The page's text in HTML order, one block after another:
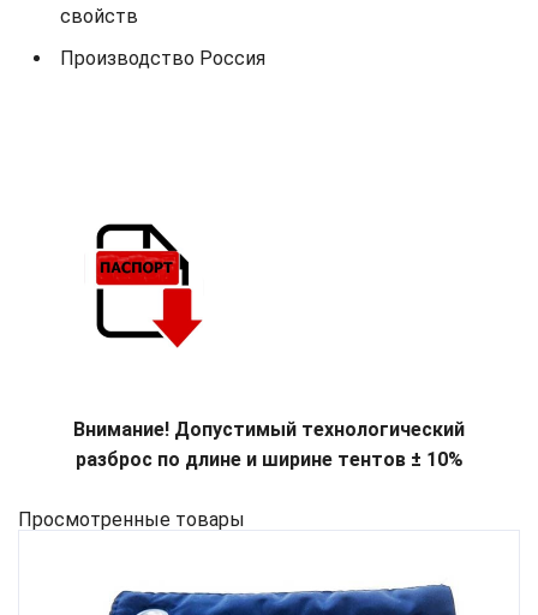
свойств
Производство Россия
Внимание! Допустимый технологический
разброс по длине и ширине тентов ± 10%
Просмотренные товары